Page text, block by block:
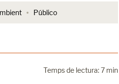
Público
Temps de lectura: 7 min